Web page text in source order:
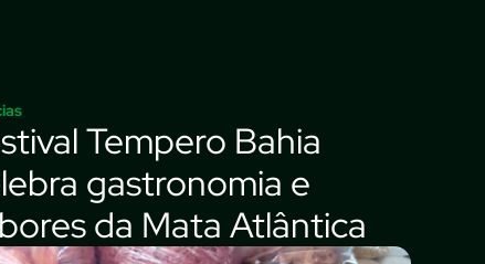
Tempero Bahia
gastronomia e
da Mata Atlântica